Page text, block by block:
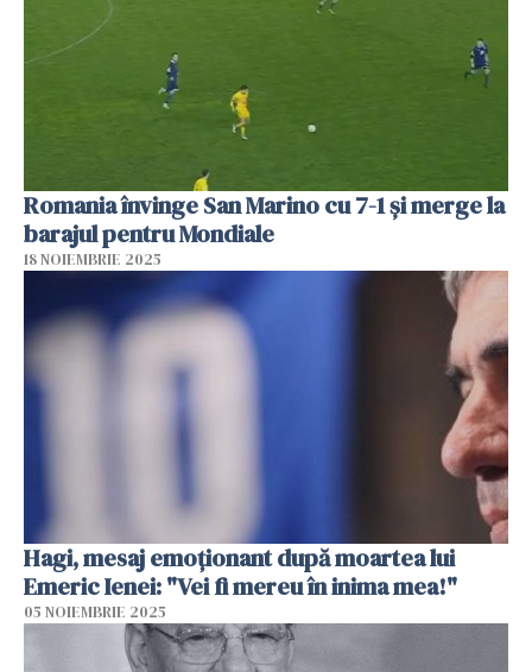
Romania învinge San Marino cu 7-1 și merge la
barajul pentru Mondiale
18 NOIEMBRIE 2025
Hagi, mesaj emoționant după moartea lui
Emeric Ienei: "Vei fi mereu în inima mea!"
05 NOIEMBRIE 2025